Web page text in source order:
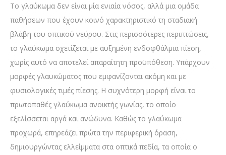
Το γλαύκωμα δεν είναι μία ενιαία νόσος, αλλά μια ομάδα
παθήσεων που έχουν κοινό χαρακτηριστικό τη σταδιακή
βλάβη του οπτικού νεύρου. Στις περισσότερες περιπτώσεις,
το γλαύκωμα σχετίζεται με αυξημένη ενδοφθάλμια πίεση,
χωρίς αυτό να αποτελεί απαραίτητη προϋπόθεση. Υπάρχουν
μορφές γλαυκώματος που εμφανίζονται ακόμη και με
φυσιολογικές τιμές πίεσης. Η συχνότερη μορφή είναι το
πρωτοπαθές γλαύκωμα ανοικτής γωνίας, το οποίο
εξελίσσεται αργά και ανώδυνα. Καθώς το γλαύκωμα
προχωρά, επηρεάζει πρώτα την περιφερική όραση,
δημιουργώντας ελλείμματα στα οπτικά πεδία, τα οποία ο